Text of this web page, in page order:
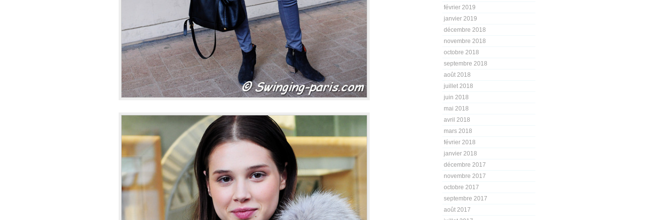
février 2019
janvier 2019
décembre 2018
novembre 2018
octobre 2018
septembre 2018
août 2018
juillet 2018
juin 2018
mai 2018
avril 2018
mars 2018
février 2018
janvier 2018
décembre 2017
novembre 2017
octobre 2017
septembre 2017
août 2017